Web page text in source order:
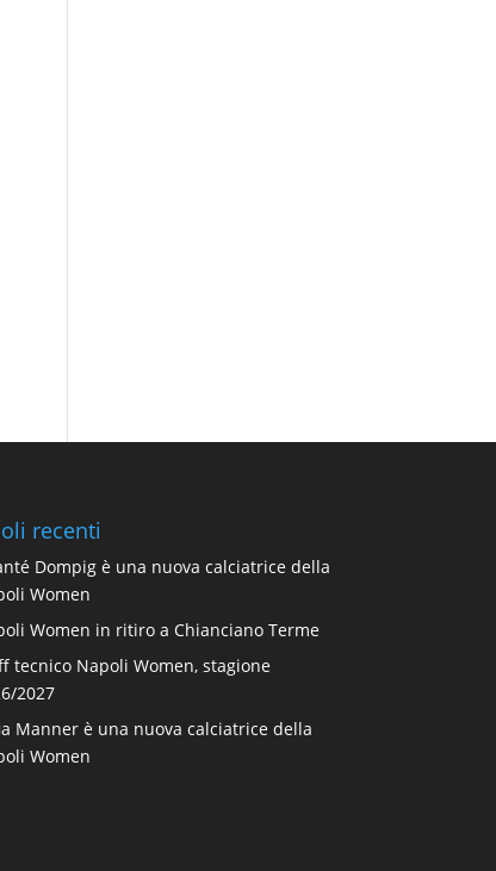
recenti
Dompig è una nuova calciatrice della
Women
Women in ritiro a Chianciano Terme
tecnico Napoli Women, stagione
2027
Manner è una nuova calciatrice della
Women